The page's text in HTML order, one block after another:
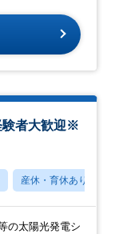
験者大歓迎※
産休・育休あり
の太陽光発電シ